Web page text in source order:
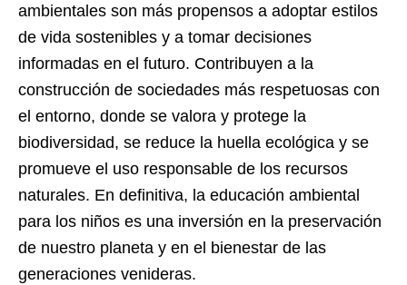
ambientales son más propensos a adoptar estilos
de vida sostenibles y a tomar decisiones
informadas en el futuro. Contribuyen a la
construcción de sociedades más respetuosas con
el entorno, donde se valora y protege la
biodiversidad, se reduce la huella ecológica y se
promueve el uso responsable de los recursos
naturales. En definitiva, la educación ambiental
para los niños es una inversión en la preservación
de nuestro planeta y en el bienestar de las
generaciones venideras.